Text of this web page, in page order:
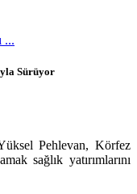
...
Sürüyor
Pehlevan, Körfez
sağlık yatırımlarını